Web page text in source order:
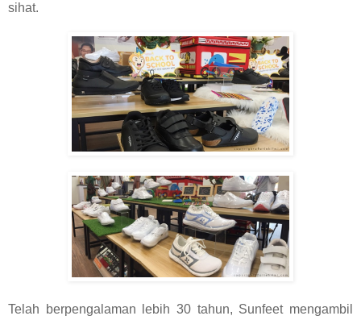
sihat.
Telah berpengalaman lebih 30 tahun, Sunfeet mengambil